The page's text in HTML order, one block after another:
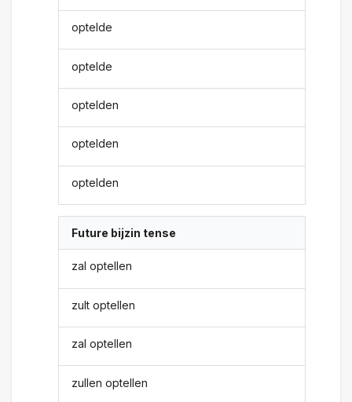
optelde
optelde
optelden
optelden
optelden
Future bijzin tense
zal optellen
zult optellen
zal optellen
zullen optellen